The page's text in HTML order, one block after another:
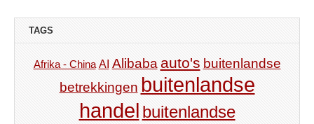
TAGS
Afrika - China AI Alibaba auto's buitenlandse
betrekkingen buitenlandse
handel buitenlandse